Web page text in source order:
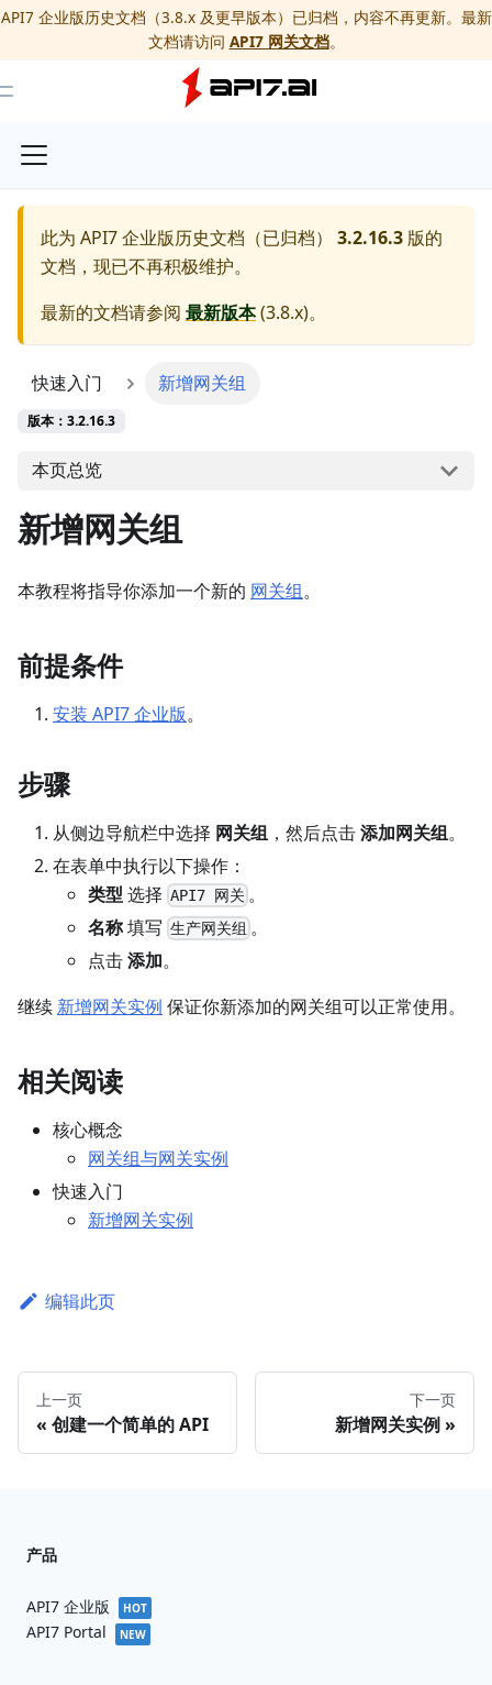
API7 企业版历史文档（3.8.x 及更早版本）已归档，内容不再更新。最新
文档请访问 API7 网关文档。
Toggle Menu
此为 API7 企业版历史文档（已归档） 3.2.16.3 版的
文档，现已不再积极维护。
最新的文档请参阅 最新版本(3.8.x)。
快速入门 新增网关组
版本：3.2.16.3
本页总览
新增网关组
本教程将指导你添加一个新的 网关组。
前提条件
安装 API7 企业版。
步骤
从侧边导航栏中选择 网关组 ，然后点击添加网关组。
在表单中执行以下操作：
类型 选择 API7 网关 。
名称填写 生产网关组 。
点击添加。
继续 新增网关实例 保证你新添加的网关组可以正常使用。
相关阅读
核心概念
网关组与网关实例
快速入门
新增网关实例
编辑此页
上一页
创建一个简单的 API
下一页
新增网关实例
产品
API7 企业版 HOT
API7 Portal NEW